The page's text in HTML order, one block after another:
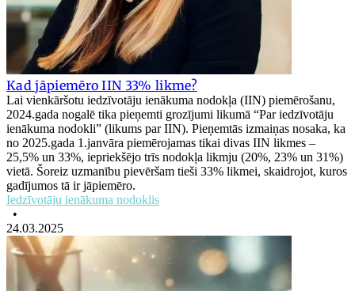
Kad jāpiemēro IIN 33% likme?
Lai vienkāršotu iedzīvotāju ienākuma nodokļa (IIN) piemērošanu,
2024.gada nogalē tika pieņemti grozījumi likumā “Par iedzīvotāju
ienākuma nodokli” (likums par IIN). Pieņemtās izmaiņas nosaka, ka
no 2025.gada 1.janvāra piemērojamas tikai divas IIN likmes –
25,5% un 33%, iepriekšējo trīs nodokļa likmju (20%, 23% un 31%)
vietā. Šoreiz uzmanību pievēršam tieši 33% likmei, skaidrojot, kuros
gadījumos tā ir jāpiemēro.
Iedzīvotāju ienākuma nodoklis
•
24.03.2025